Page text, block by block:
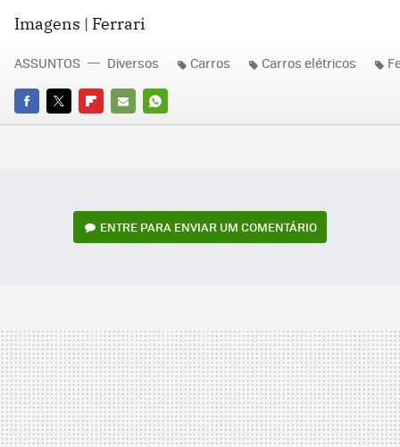
Imagens | Ferrari
FACEBOOK
TWITTERFLIPBOARD
E-
WHATSAPP
ASSUNTOS Diversos Carros Carros elétricos
ENTRE PARA ENVIAR UM COMENTÁRIO